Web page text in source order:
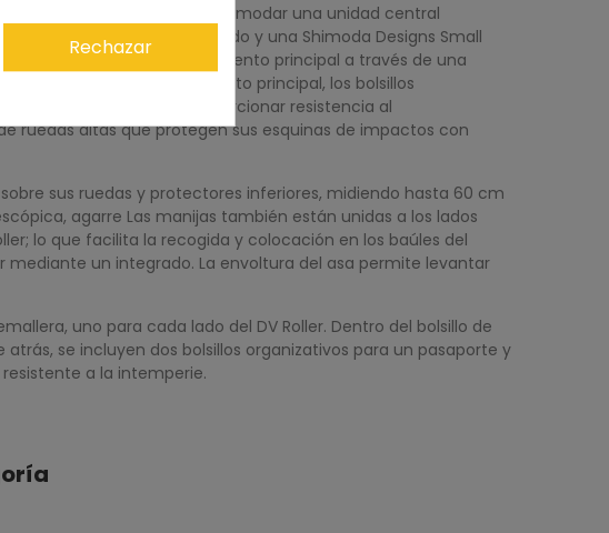
que está diseñado para acomodar una unidad central
DSLR disponible por separado y una Shimoda Designs Small
puede acceder al compartimento principal a través de una
interior del compartimento principal, los bolsillos
ayudan a proporcionar resistencia al
ruedas altas que protegen sus esquinas de impactos con
sus ruedas y protectores inferiores, midiendo hasta 60 cm
agarre Las manijas también están unidas a los lados
lo que facilita la recogida y colocación en los baúles del
un integrado. La envoltura del asa permite levantar
uno para cada lado del DV Roller. Dentro del bolsillo de
se incluyen dos bolsillos organizativos para un pasaporte y
a la intemperie.
Rechazar